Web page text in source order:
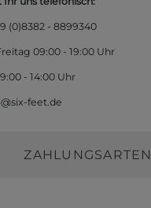
(0)8382 - 8899340
09:00 - 19:00 Uhr
- 14:00 Uhr
feet.de
ZAHLUNGSARTEN